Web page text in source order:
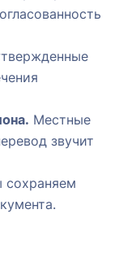
Местные
звучит